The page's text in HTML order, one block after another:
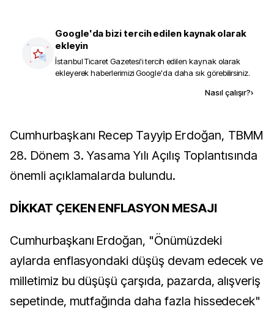
Google'da bizi tercih edilen kaynak olarak
ekleyin
İstanbul Ticaret Gazetesi'i tercih edilen kaynak olarak
ekleyerek haberlerimizi Google'da daha sık görebilirsiniz.
Nasıl çalışır?›
Cumhurbaşkanı Recep Tayyip Erdoğan, TBMM
28. Dönem 3. Yasama Yılı Açılış Toplantısında
önemli açıklamalarda bulundu.
DİKKAT ÇEKEN ENFLASYON MESAJI
Cumhurbaşkanı Erdoğan, "Önümüzdeki
aylarda enflasyondaki düşüş devam edecek ve
milletimiz bu düşüşü çarşıda, pazarda, alışveriş
sepetinde, mutfağında daha fazla hissedecek"